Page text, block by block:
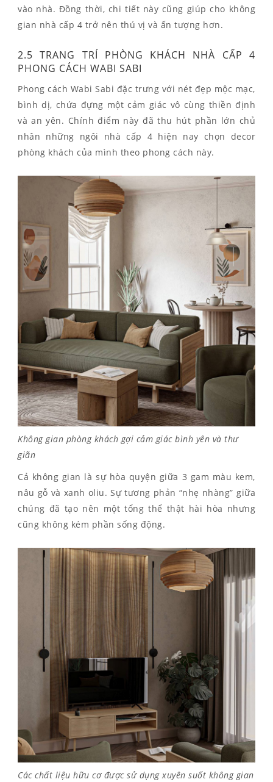
vào nhà. Đồng thời, chi tiết này cũng giúp cho không
gian nhà cấp 4 trở nên thú vị và ấn tượng hơn.
2.5 TRANG TRÍ PHÒNG KHÁCH NHÀ CẤP 4
PHONG CÁCH WABI SABI
Phong cách Wabi Sabi đặc trưng với nét đẹp mộc mạc,
bình dị, chứa đựng một cảm giác vô cùng thiền định
và an yên. Chính điểm này đã thu hút phần lớn chủ
nhân những ngôi nhà cấp 4 hiện nay chọn decor
phòng khách của mình theo phong cách này.
Không gian phòng khách gợi cảm giác bình yên và thư
giãn
Cả không gian là sự hòa quyện giữa 3 gam màu kem,
nâu gỗ và xanh oliu. Sự tương phản “nhẹ nhàng” giữa
chúng đã tạo nên một tổng thể thật hài hòa nhưng
cũng không kém phần sống động.
Các chất liệu hữu cơ được sử dụng xuyên suốt không gian